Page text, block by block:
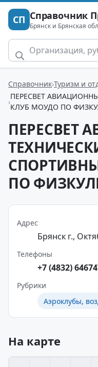
СП Справочник
Брянск и Брянская
Справочник Туризм и
ПЕРЕСВЕТ
КЛУБ МОУДО ПО
ПЕРЕСВЕТ
ПО
Адрес
Брянск г.,
Телефоны
+7 (4832)
Рубрики
Аэроклубы,
На карте